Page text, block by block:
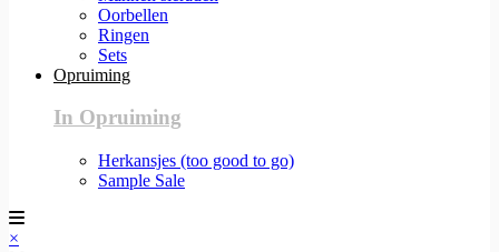
Oorbellen
Ringen
Sets
Opruiming
In Opruiming
Herkansjes (too good to go)
Sample Sale
×